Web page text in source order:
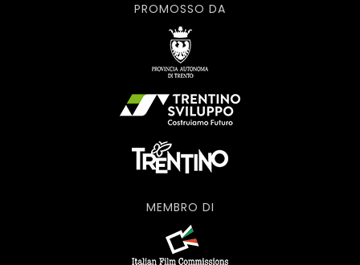
PROMOSSO DA
MEMBRO DI